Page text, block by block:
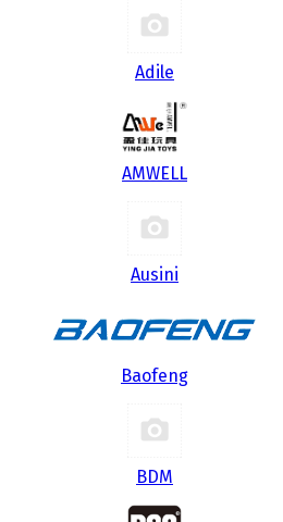
Adile
AMWELL
Ausini
Baofeng
BDM